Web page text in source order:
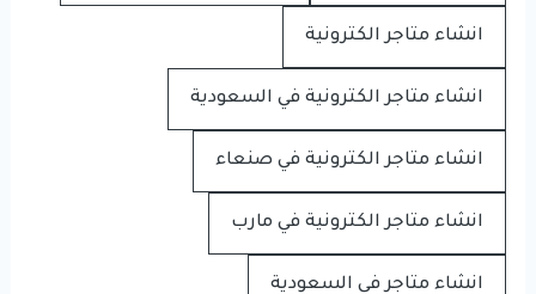
انشاء متاجر الكترونية
انشاء متاجر الكترونية في السعودية
انشاء متاجر الكترونية في صنعاء
انشاء متاجر الكترونية في مارب
انشاء متاجر في السعودية